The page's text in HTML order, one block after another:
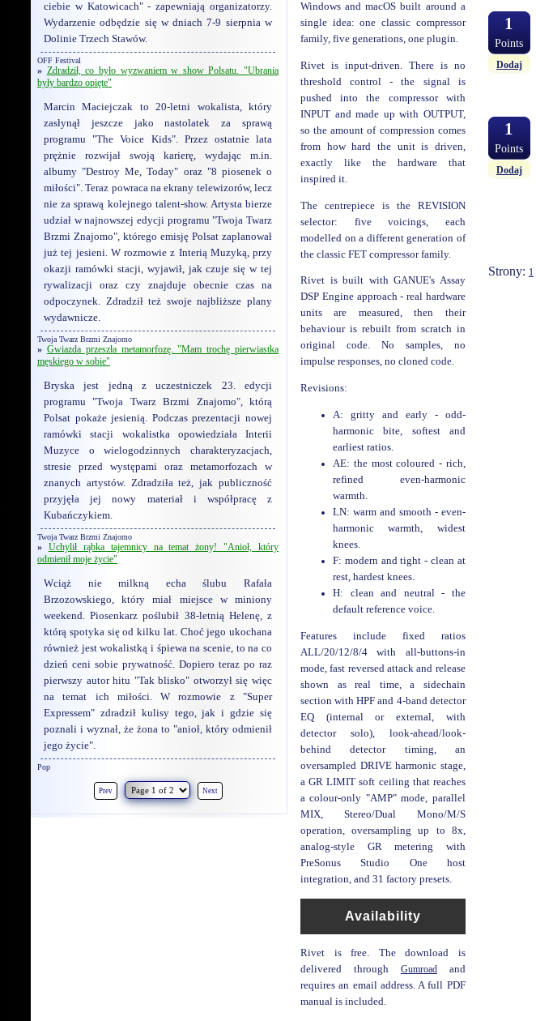
1
Points
Dodaj
1
Points
Dodaj
Strony: 1
Windows and macOS built around a
single idea: one classic compressor
family, five generations, one plugin.
Rivet is input-driven. There is no
threshold control - the signal is
pushed into the compressor with
INPUT and made up with OUTPUT,
so the amount of compression comes
from how hard the unit is driven,
exactly like the hardware that
inspired it.
The centrepiece is the REVISION
selector: five voicings, each
modelled on a different generation of
the classic FET compressor family.
Rivet is built with GANUE's Assay
DSP Engine approach - real hardware
units are measured, then their
behaviour is rebuilt from scratch in
original code. No samples, no
impulse responses, no cloned code.
Revisions:
A: gritty and early - odd-
harmonic bite, softest and
earliest ratios.
AE: the most coloured - rich,
refined even-harmonic
warmth.
LN: warm and smooth - even-
harmonic warmth, widest
knees.
F: modern and tight - clean at
rest, hardest knees.
H: clean and neutral - the
default reference voice.
Features include fixed ratios
ALL/20/12/8/4 with all-buttons-in
mode, fast reversed attack and release
shown as real time, a sidechain
section with HPF and 4-band detector
EQ (internal or external, with
detector solo), look-ahead/look-
behind detector timing, an
oversampled DRIVE harmonic stage,
a GR LIMIT soft ceiling that reaches
a colour-only "AMP" mode, parallel
MIX, Stereo/Dual Mono/M/S
operation, oversampling up to 8x,
analog-style GR metering with
PreSonus Studio One host
integration, and 31 factory presets.
Availability
Rivet is free. The download is
delivered through Gumroadand
requires an email address. A full PDF
manual is included.
ciebie w Katowicach" - zapewniają organizatorzy.
Wydarzenie odbędzie się w dniach 7-9 sierpnia w
Dolinie Trzech Stawów.
OFF Festival
» Zdradził, co było wyzwaniem w show Polsatu. "Ubrania
były bardzo opięte"
Marcin Maciejczak to 20-letni wokalista, który
zasłynął jeszcze jako nastolatek za sprawą
programu "The Voice Kids". Przez ostatnie lata
prężnie rozwijał swoją karierę, wydając m.in.
albumy "Destroy Me, Today" oraz "8 piosenek o
miłości". Teraz powraca na ekrany telewizorów, lecz
nie za sprawą kolejnego talent-show. Artysta bierze
udział w najnowszej edycji programu "Twoja Twarz
Brzmi Znajomo", którego emisję Polsat zaplanował
już tej jesieni. W rozmowie z Interią Muzyką, przy
okazji ramówki stacji, wyjawił, jak czuje się w tej
rywalizacji oraz czy znajduje obecnie czas na
odpoczynek. Zdradził też swoje najbliższe plany
wydawnicze.
Twoja Twarz Brzmi Znajomo
» Gwiazda przeszła metamorfozę. "Mam trochę pierwiastka
męskiego w sobie"
Bryska jest jedną z uczestniczek 23. edycji
programu "Twoja Twarz Brzmi Znajomo", którą
Polsat pokaże jesienią. Podczas prezentacji nowej
ramówki stacji wokalistka opowiedziała Interii
Muzyce o wielogodzinnych charakteryzacjach,
stresie przed występami oraz metamorfozach w
znanych artystów. Zdradziła też, jak publiczność
przyjęła jej nowy materiał i współpracę z
Kubańczykiem.
Twoja Twarz Brzmi Znajomo
» Uchylił rąbka tajemnicy na temat żony! "Anioł, który
odmienił moje życie"
Wciąż nie milkną echa ślubu Rafała
Brzozowskiego, który miał miejsce w miniony
weekend. Piosenkarz poślubił 38-letnią Helenę, z
którą spotyka się od kilku lat. Choć jego ukochana
również jest wokalistką i śpiewa na scenie, to na co
dzień ceni sobie prywatność. Dopiero teraz po raz
pierwszy autor hitu "Tak blisko" otworzył się więc
na temat ich miłości. W rozmowie z "Super
Expressem" zdradził kulisy tego, jak i gdzie się
poznali i wyznał, że żona to "anioł, który odmienił
jego życie".
Pop
Prev Next